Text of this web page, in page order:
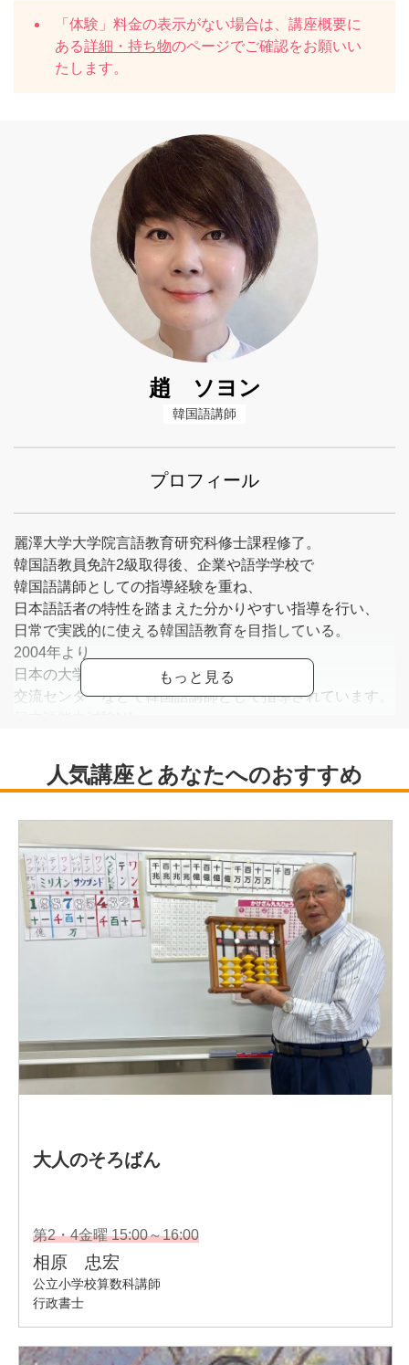
「体験」料金の表示がない場合は、講座概要に
ある詳細・持ち物のページでご確認をお願いい
たします。
趙 ソヨン
韓国語講師
プロフィール
麗澤大学大学院言語教育研究科修士課程修了。
韓国語教員免許2級取得後、企業や語学学校で
韓国語講師としての指導経験を重ね、
日本語話者の特性を踏まえた分かりやすい指導を行い、
日常で実践的に使える韓国語教育を目指している。
2004年より
日本の大学や専門学校、
交流センターなどで韓国語講師として指導されています。